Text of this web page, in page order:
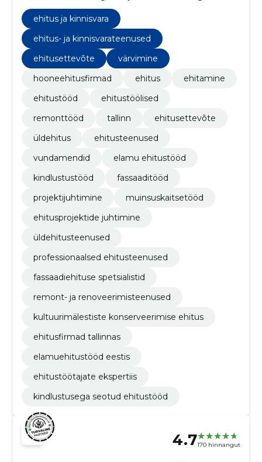
teenuseid.
ehitus ja kinnisvara
ehitus- ja kinnisvarateenused
ehitusettevõte
värvimine
hooneehitusfirmad
ehitus
ehitamine
ehitustööd
ehitustöölised
remonttööd
tallinn
ehitusettevõte
üldehitus
ehitusteenused
vundamendid
elamu ehitustööd
kindlustustööd
fassaaditööd
projektijuhtimine
muinsuskaitsetööd
ehitusprojektide juhtimine
üldehitusteenused
professionaalsed ehitusteenused
fassaadiehituse spetsialistid
remont- ja renoveerimisteenused
kultuurimälestiste konserveerimise ehitus
ehitusfirmad tallinnas
elamuehitustööd eestis
ehitustöötajate ekspertiis
kindlustusega seotud ehitustööd
4.7170 hinnangut